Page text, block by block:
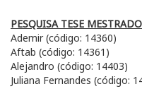
PESQUISA TESE
Ademir (código: 14360)
Aftab (código: 14361)
Alejandro (código: 14403)
Juliana Fernandes (código: